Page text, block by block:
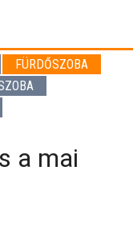
FÜRDŐSZOBA
a mai